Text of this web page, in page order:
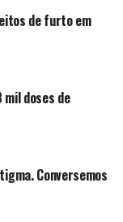
de furto em
mil doses de
Conversemos